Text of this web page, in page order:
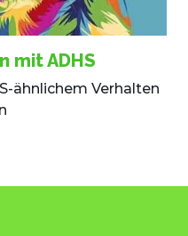
mit ADHS
ähnlichem Verhalten